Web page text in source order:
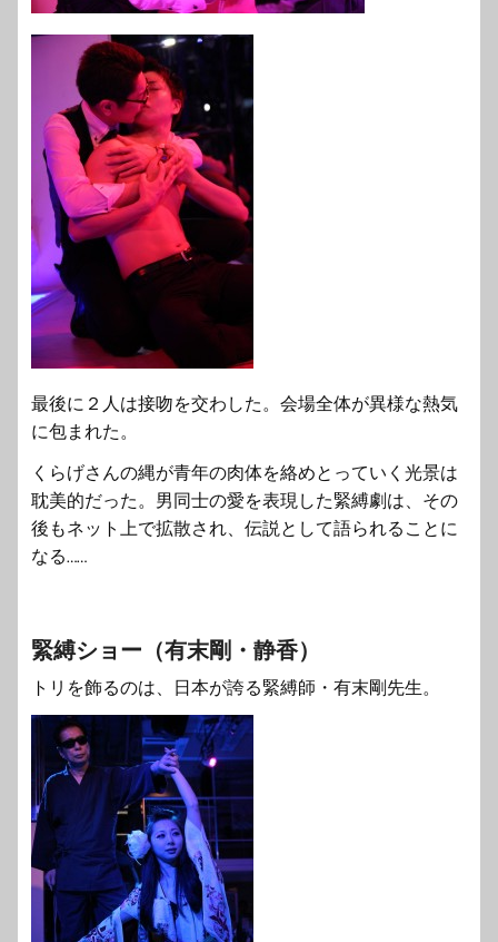
最後に２人は接吻を交わした。会場全体が異様な熱気
に包まれた。
くらげさんの縄が青年の肉体を絡めとっていく光景は
耽美的だった。男同士の愛を表現した緊縛劇は、その
後もネット上で拡散され、伝説として語られることに
なる……
緊縛ショー（有末剛・静香）
トリを飾るのは、日本が誇る緊縛師・有末剛先生。